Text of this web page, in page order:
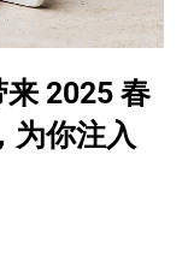
来 2025 春
为你注入